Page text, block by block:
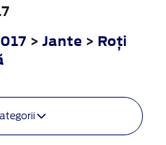
> Jante > Roţi